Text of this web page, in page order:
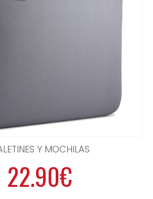
Y MOCHILAS
22.90€